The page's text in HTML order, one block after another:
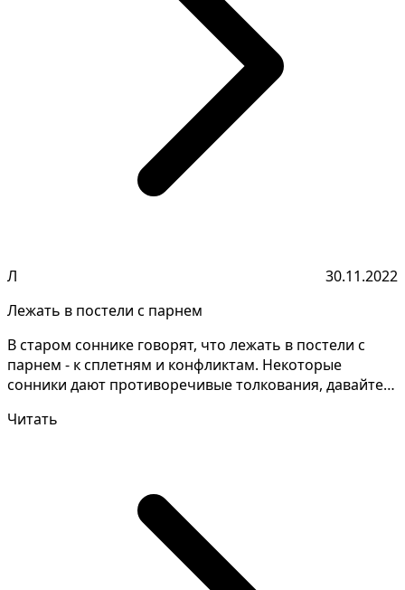
Л
30.11.2022
Лежать в постели с парнем
В старом соннике говорят, что лежать в постели с
парнем - к сплетням и конфликтам. Некоторые
сонники дают противоречивые толкования, давайте
Читать